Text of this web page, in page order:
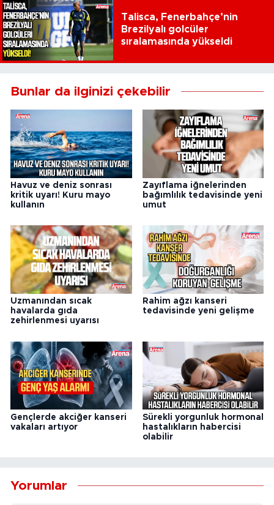
Talisca, Fenerbahçe’nin
Brezilyalı golcüler
sıralamasında yükseldi
Bunlar da ilginizi çekebilir
Havuz ve deniz sonrası
kritik uyarı! Kuru mayo
kullanın
Zayıflama iğnelerinden
bağımlılık tedavisinde yeni
umut
Uzmanından sıcak
havalarda gıda
zehirlenmesi uyarısı
Rahim ağzı kanseri
tedavisinde yeni gelişme
Gençlerde akciğer kanseri
vakaları artıyor
Sürekli yorgunluk hormonal
hastalıkların habercisi
olabilir
Yorumlar